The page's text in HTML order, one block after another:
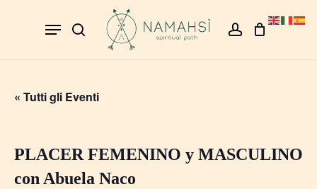
search account
Menu
Cart
« Tutti gli Eventi
PLACER FEMENINO y MASCULINO
con Abuela Naco